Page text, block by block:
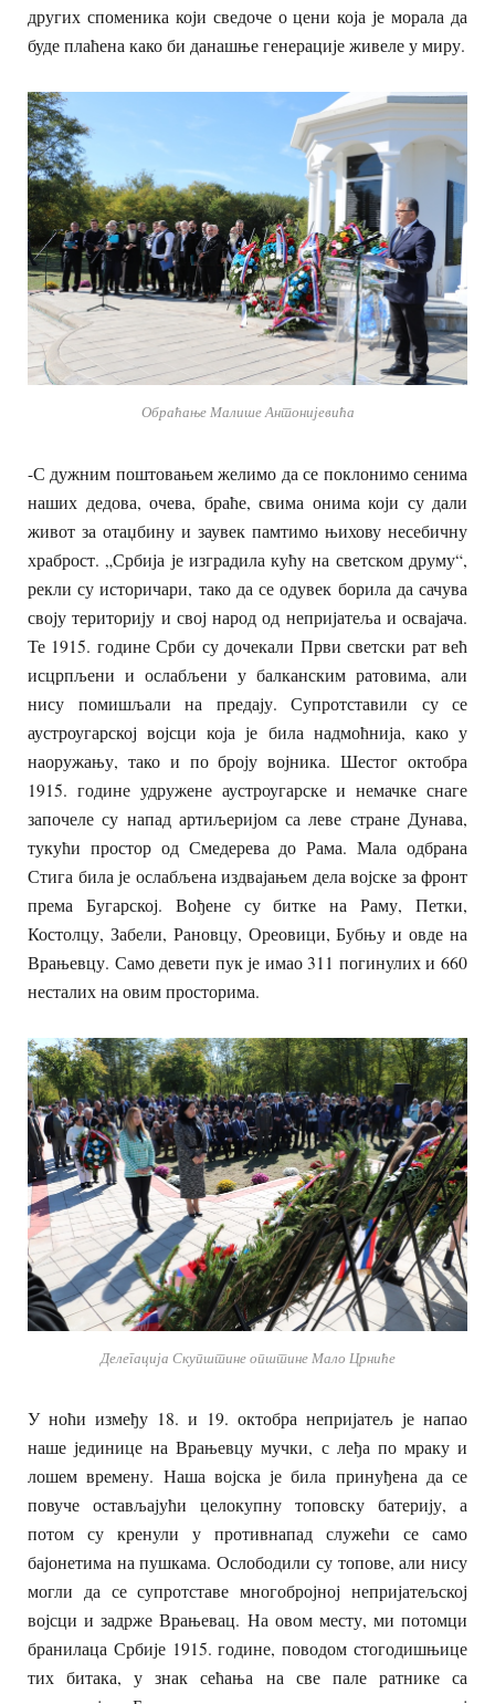
других споменика који сведоче о цени која је морала да
буде плаћена како би данашње генерације живеле у миру.
Обраћање Малише Антонијевића
-С дужним поштовањем желимо да се поклонимо сенима
наших дедова, очева, браће, свима онима који су дали
живот за отаџбину и заувек памтимо њихову несебичну
храброст. „Србија је изградила кућу на светском друму“,
рекли су историчари, тако да се одувек борила да сачува
своју територију и свој народ од непријатеља и освајача.
Те 1915. године Срби су дочекали Први светски рат већ
исцрпљени и ослабљени у балканским ратовима, али
нису помишљали на предају. Супротставили су се
аустроугарској војсци која је била надмоћнија, како у
наоружању, тако и по броју војника. Шестог октобра
1915. године удружене аустроугарске и немачке снаге
започеле су напад артиљеријом са леве стране Дунава,
тукући простор од Смедерева до Рама. Мала одбрана
Стига била је ослабљена издвајањем дела војске за фронт
према Бугарској. Вођене су битке на Раму, Петки,
Костолцу, Забели, Рановцу, Ореовици, Бубњу и овде на
Врањевцу. Само девети пук је имао 311 погинулих и 660
несталих на овим просторима.
Делегација Скупштине општине Мало Црниће
У ноћи између 18. и 19. октобра непријатељ је напао
наше јединице на Врањевцу мучки, с леђа по мраку и
лошем времену. Наша војска је била принуђена да се
повуче остављајући целокупну топовску батерију, а
потом су кренули у противнапад служећи се само
бајонетима на пушкама. Ослободили су топове, али нису
могли да се супротставе многобројној непријатељској
војсци и задрже Врањевац. На овом месту, ми потомци
бранилаца Србије 1915. године, поводом стогодишњице
тих битака, у знак сећања на све пале ратнике са